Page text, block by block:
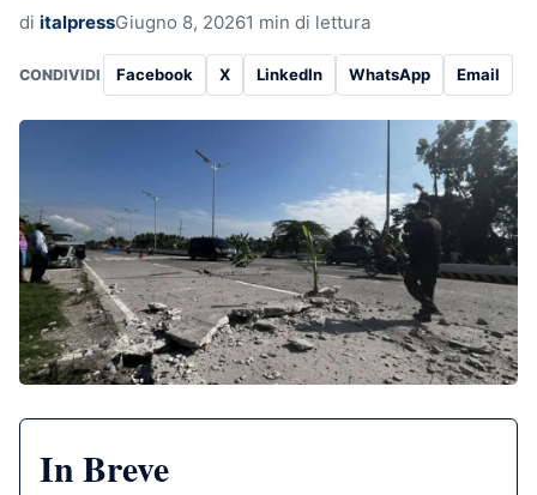
di italpressGiugno 8, 20261 min di lettura
CONDIVIDI Facebook X LinkedIn WhatsApp Email
In Breve